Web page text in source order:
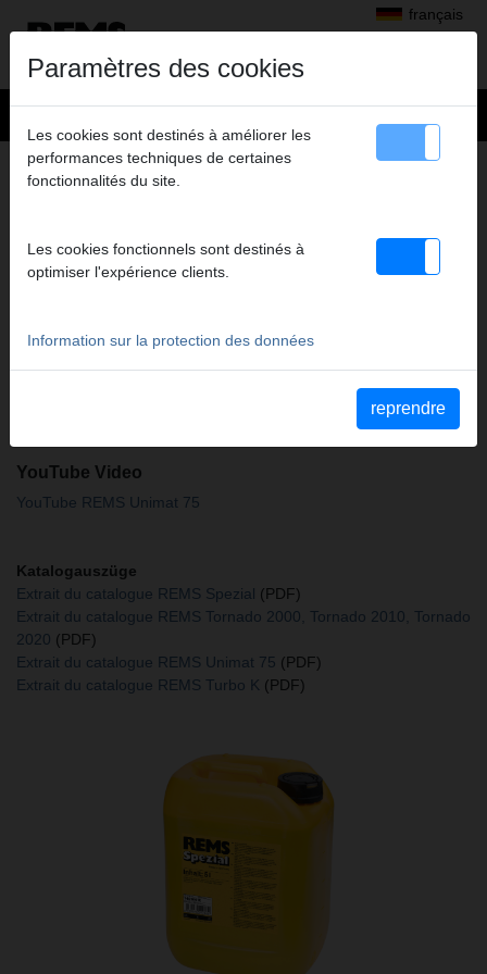
français
Produits >Fileter, rainurer>REMS Spezial> REMS Spezial
BIDON 5 L
Code art. 140100 R
particulièrement élevé. Filets nets et longévité des peignes.
YouTube Video
YouTube REMS Unimat 75
Katalogauszüge
Extrait du catalogue REMS Spezial (PDF)
Extrait du catalogue REMS Tornado 2000, Tornado 2010, Tornado
2020 (PDF)
Extrait du catalogue REMS Unimat 75 (PDF)
Extrait du catalogue REMS Turbo K (PDF)
Paramètres des cookies
Les cookies sont destinés à améliorer les
performances techniques de certaines
fonctionnalités du site.
Les cookies fonctionnels sont destinés à
optimiser l'expérience clients.
Information sur la protection des données
reprendre